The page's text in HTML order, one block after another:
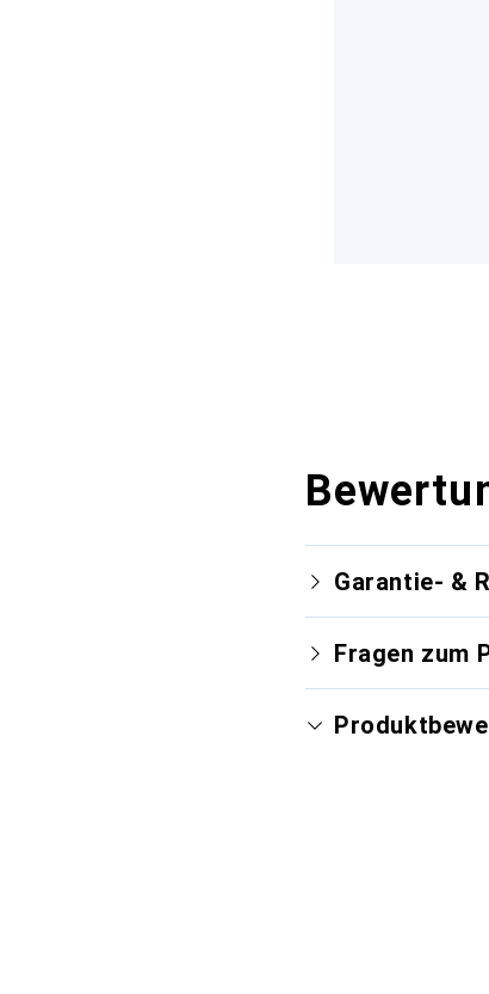
Garantie- &
Fragen zum